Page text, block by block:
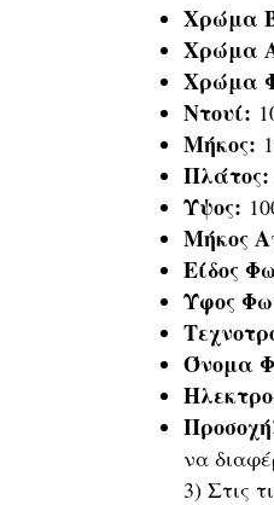
Χρώμα
Χρώμα
Χρώμα
Ντουί:
Μήκος:
Πλάτος:
Ύψος:
Μήκος
Είδος
Ύφος
Όνομα
να
3) Στις